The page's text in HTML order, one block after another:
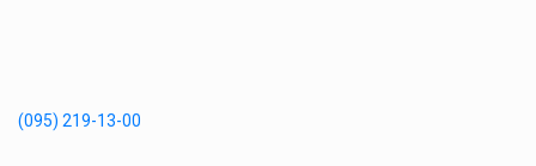
(095) 219-13-00